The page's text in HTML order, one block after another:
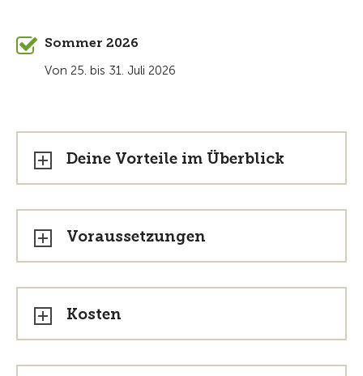
Sommer 2026
Von 25. bis 31. Juli 2026
Deine Vorteile im Überblick
Voraussetzungen
Kosten